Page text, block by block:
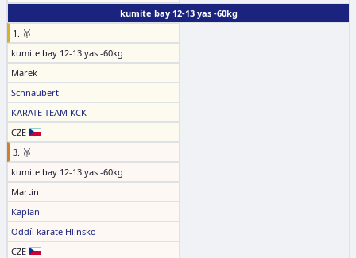
kumite bay 12-13 yas -60kg
1. 🥇
kumite bay 12-13 yas -60kg
Marek
Schnaubert
KARATE TEAM KCK
CZE
3. 🥉
kumite bay 12-13 yas -60kg
Martin
Kaplan
Oddíl karate Hlinsko
CZE